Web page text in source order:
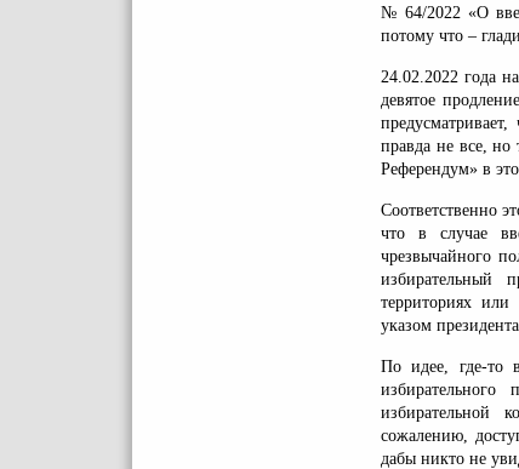
№ 64/2022 «О
потому что –
24.02.2022 года
девятое
правда не все,
Референдум» в
Соответственно
что в случае
чрезвычайного
избирательный
территориях
указом
По идее, где-то
избирательной
сожалению,
дабы никто не